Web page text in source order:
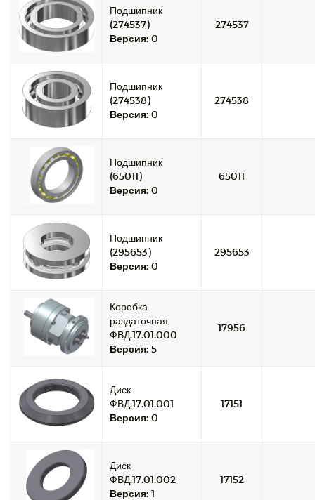
Подшипник
(274537)
Версия: 0
274537
Подшипник
(274538)
Версия: 0
274538
Подшипник
(65011)
Версия: 0
65011
Подшипник
(295653)
Версия: 0
295653
Коробка
раздаточная
ФВД.17.01.000
Версия: 5
17956
Диск
ФВД.17.01.001
Версия: 0
17151
Диск
ФВД.17.01.002
Версия: 1
17152